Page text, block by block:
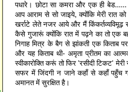
पधारे। छोटा सा कमरा और एक ही
आप आराम से सो जाइये, क्योंकि मेरी रात
खर्राटे लेते नजर आये और मैं किंकर्तव्यविमूढ़
कैसे गुजारूं क्योंकि रात में पढ़ने का तो एक
निगाह मित्र के बैग से झांकती एक किताब
और यह किताब थी- अमृता प्रीतम का
स्वीकारोक्ति करूं तो फिर 'रसीदी टिकट'
सफर में जिंदगी न जाने कहाँ से कहाँ पहुँच
अमानत में सुरक्षित है।